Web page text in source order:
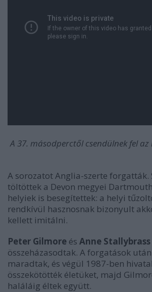
A 37. másodperctől csendülnek fel
A sorozatot Anglia-szerte forgatták.
töltöttek a Devon megyei
helyiek is besegítettek: a helyi
rendkívül hasznosnak bizonyult
kellett imitálni.
Peter Gilmore és Anne Stallybrass
összeházasodtak. A forgatások
maradtak, és végül 1987-ben
összekötötték életüket, majd
haláláig éltek együtt.